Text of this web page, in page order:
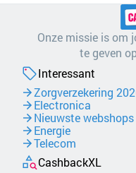
Onze missie is om
te geven
Interessant
Zorgverzekering
Electronica
Nieuwste webshops
Energie
Telecom
CashbackXL